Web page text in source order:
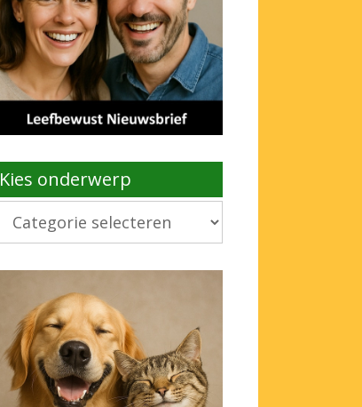
Kies onderwerp
Kies
onderwerp